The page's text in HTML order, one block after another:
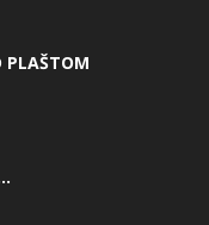
PLAŠTOM